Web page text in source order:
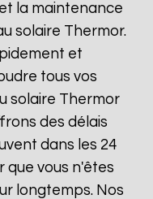
la maintenance
solaire Thermor.
et
tous vos
solaire Thermor
des délais
dans les 24
que vous n'êtes
longtemps. Nos